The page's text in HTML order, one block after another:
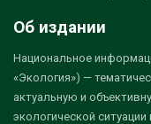
Об издании
Национальное
«Экология») —
актуальную и
экологической